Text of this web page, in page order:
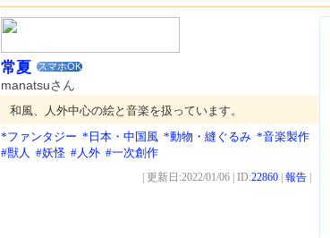
常夏 スマホOK
manatsuさん
和風、人外中心の絵と音楽を扱っています。
*ファンタジー *日本・中国風 *動物・縫ぐるみ *音楽製作
#獣人 #妖怪 #人外 #一次創作
| 更新日:2022/01/06 | ID:22860 報告